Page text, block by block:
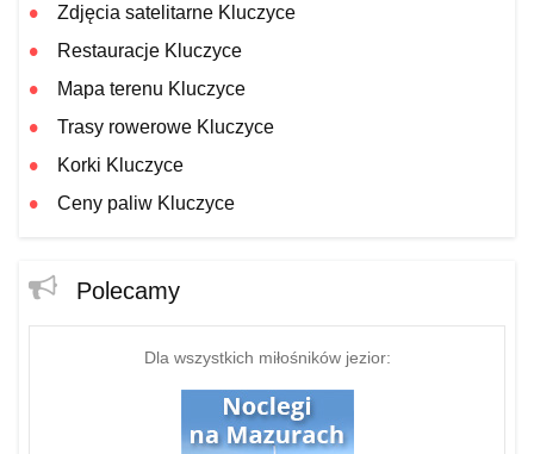
Zdjęcia satelitarne Kluczyce
Restauracje Kluczyce
Mapa terenu Kluczyce
Trasy rowerowe Kluczyce
Korki Kluczyce
Ceny paliw Kluczyce
Polecamy
Dla wszystkich miłośników jezior: